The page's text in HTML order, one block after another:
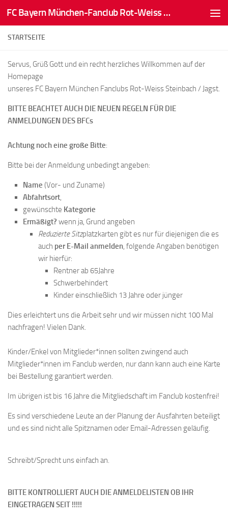
Zum Inhalt springen FC Bayern München-Fanclub Rot-Weiss Steinbach/Jagst
STARTSEITE
Servus, Grüß Gott und ein recht herzliches Willkommen auf der
Homepage
unseres FC Bayern München Fanclubs Rot-Weiss Steinbach / Jagst.
BITTE BEACHTET AUCH DIE NEUEN REGELN FÜR DIE
ANMELDUNGEN DES BFCs
Achtung noch eine große Bitte:
Bitte bei der Anmeldung unbedingt angeben:
Name (Vor- und Zuname)
Abfahrtsort,
gewünschte Kategorie
Ermäßigt? wenn ja, Grund angeben
Reduzierte Sitzplatzkarten gibt es nur für diejenigen die es
auch per E-Mail anmelden, folgende Angaben benötigen
wir hierfür:
Rentner ab 65Jahre
Schwerbehindert
Kinder einschließlich 13 Jahre oder jünger
Dies erleichtert uns die Arbeit sehr und wir müssen nicht 100 Mal
nachfragen! Vielen Dank.
Kinder/Enkel von Mitglieder*innen sollten zwingend auch
Mitglieder*innen im Fanclub werden, nur dann kann auch eine Karte
bei Bestellung garantiert werden.
Im übrigen ist bis 16 Jahre die Mitgliedschaft im Fanclub kostenfrei!
Es sind verschiedene Leute an der Planung der Ausfahrten beteiligt
und es sind nicht alle Spitznamen oder Email-Adressen geläufig.
Schreibt/Sprecht uns einfach an.
BITTE KONTROLLIERT AUCH DIE ANMELDELISTEN OB IHR
EINGETRAGEN SEIT !!!!!